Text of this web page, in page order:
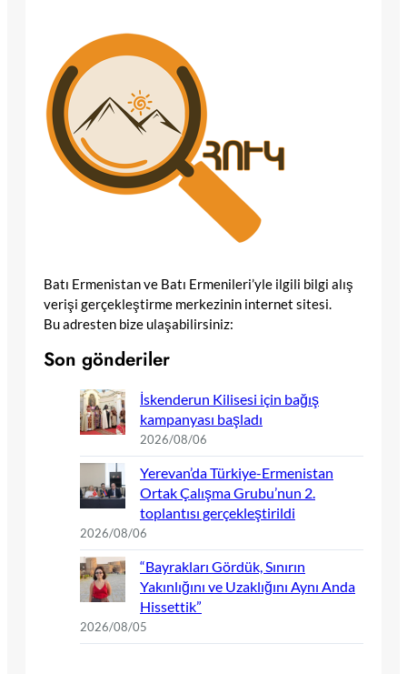
Batı Ermenistan ve Batı Ermenileri’yle ilgili bilgi alış
verişi gerçekleştirme merkezinin internet sitesi.
Bu adresten bize ulaşabilirsiniz:
Son gönderiler
İskenderun Kilisesi için bağış
kampanyası başladı
2026/08/06
Yerevan’da Türkiye-Ermenistan
Ortak Çalışma Grubu’nun 2.
toplantısı gerçekleştirildi
2026/08/06
“Bayrakları Gördük, Sınırın
Yakınlığını ve Uzaklığını Aynı Anda
Hissettik”
2026/08/05